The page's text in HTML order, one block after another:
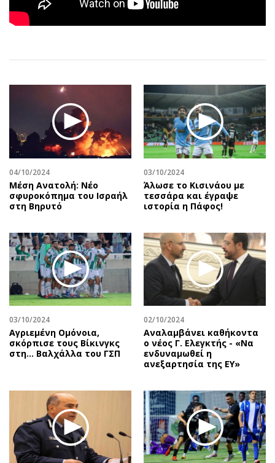
Αθλητισμός
Κύπρος
Κληρώσεις Allwyn
Οικονομία
Real Estate
Επιχειρήσεις
Αγορές
Money Review
AstroBank Properties
Ενέργεια
Ναυτιλία
Περιβάλλον
Ελλάδα
Κόσμος
Παράξενα
Πολιτισμός
Μουσική
Εικαστικά
Βιβλίο
Χειρόγραφα
Geek
Νέα
Αυτοκίνηση
Αφιερώματα
Πολιτική
Οικονομία
Γενικά
Αναδρομές
Πρόσωπα
Περιβάλλον
Γυναίκα
Showbiz
Ταξίδια
Συνταγές
Έξοδος
Media
Εκπομπές
Wine routes
Uncut
Προσφορές
Προσωπικότητες στην ''Κ''
Επιστολές
04/10/2024
Mέση Ανατολή: Νέο
σφυροκόπημα του Ισραήλ
στη Βηρυτό
03/10/2024
Άλωσε το Κισινάου με
τεσσάρα και έγραψε
ιστορία η Πάφος!
03/10/2024
Αγριεμένη Ομόνοια,
σκόρπισε τους Βίκινγκς
στη… Βαλχάλλα του ΓΣΠ
02/10/2024
Αναλαμβάνει καθήκοντα
ο νέος Γ. Ελεγκτής - «Να
ενδυναμωθεί η
ανεξαρτησία της ΕΥ»